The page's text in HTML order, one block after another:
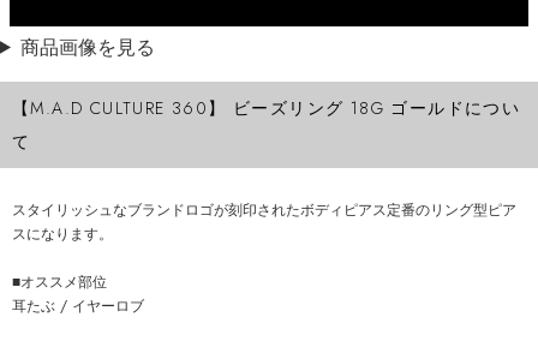
商品画像を見る
【M.A.D CULTURE 360】 ビーズリング 18G ゴールドについ
て
スタイリッシュなブランドロゴが刻印されたボディピアス定番のリング型ピア
スになります。
■オススメ部位
耳たぶ / イヤーロブ